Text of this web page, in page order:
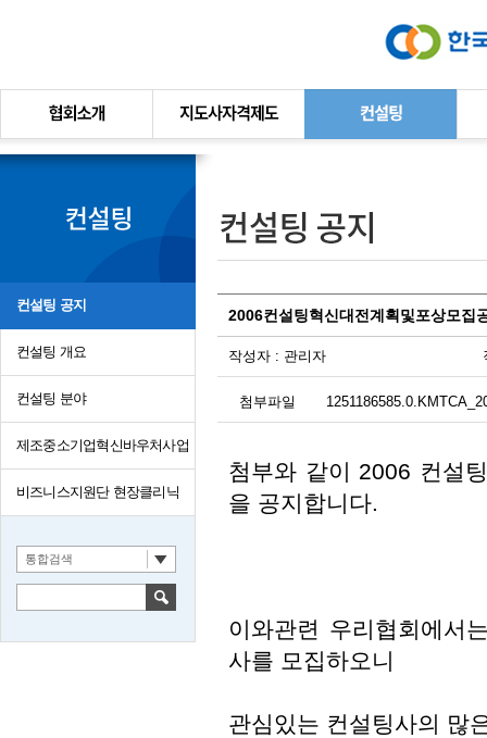
컨설팅 공지
컨설팅 개요
컨설팅 분야
제조중소기업혁신바우처사업
비즈니스지원단 현장클리닉
통합검색
2006컨설팅혁신대전계획및포상모집
작성자 : 관리자
첨부파일
첨부와 같이 2006 컨설
을 공지합니다.
이와관련 우리협회에서
사를 모집하오니
관심있는 컨설팅사의 많